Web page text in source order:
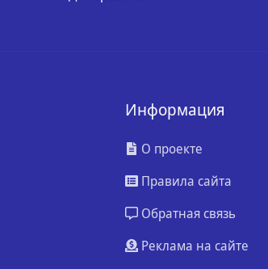
Информация
О проекте
Правила сайта
Обратная связь
Реклама на сайте